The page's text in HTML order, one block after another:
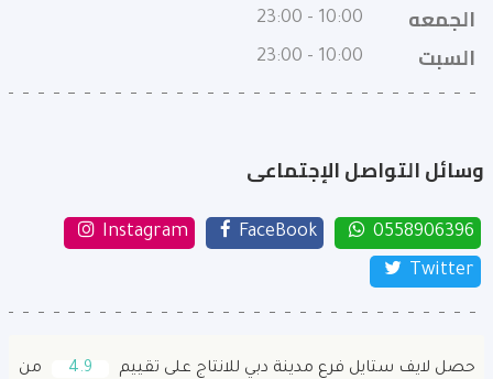
الجمعه 10:00 - 23:00
السبت 10:00 - 23:00
وسائل التواصل الإجتماعى
0558906396
FaceBook
Instagram
Twitter
حصل لايف ستايل فرع مدينة دبي للانتاج على تقييم 4.9
من